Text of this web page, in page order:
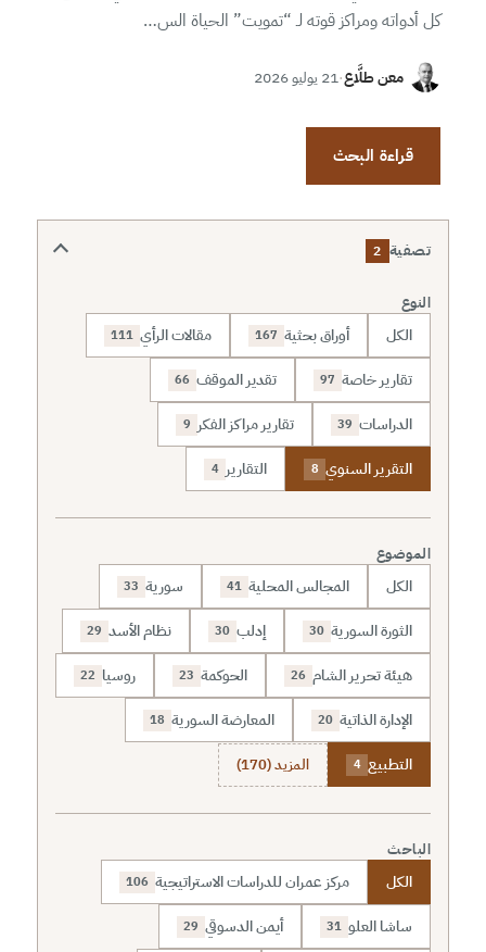
كل أدواته ومراكز قوته لـ “تمويت” الحياة الس…
معن طلَّاع·21 يوليو 2026
قراءة البحث
تصفية 2
النوع
الكل أوراق بحثية 167 مقالات الرأي 111
تقارير خاصة 97 تقدير الموقف 66
الدراسات 39 تقارير مراكز الفكر 9
التقرير السنوي 8 التقارير 4
الموضوع
الكل المجالس المحلية 41 سورية 33
الثورة السورية 30 إدلب 30 نظام الأسد 29
هيئة تحرير الشام 26 الحوكمة 23 روسيا 22
الإدارة الذاتية 20 المعارضة السورية 18
التطبيع 4 المزيد (170)
الباحث
الكل مركز عمران للدراسات الاستراتيجية 106
ساشا العلو 31 أيمن الدسوقي 29